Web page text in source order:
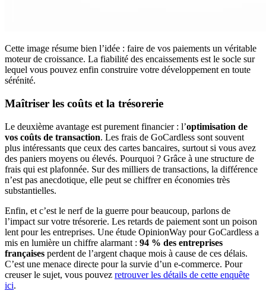
Cette image résume bien l’idée : faire de vos paiements un véritable
moteur de croissance. La fiabilité des encaissements est le socle sur
lequel vous pouvez enfin construire votre développement en toute
sérénité.
Maîtriser les coûts et la trésorerie
Le deuxième avantage est purement financier : l’optimisation de
vos coûts de transaction. Les frais de GoCardless sont souvent
plus intéressants que ceux des cartes bancaires, surtout si vous avez
des paniers moyens ou élevés. Pourquoi ? Grâce à une structure de
frais qui est plafonnée. Sur des milliers de transactions, la différence
n’est pas anecdotique, elle peut se chiffrer en économies très
substantielles.
Enfin, et c’est le nerf de la guerre pour beaucoup, parlons de
l’impact sur votre trésorerie. Les retards de paiement sont un poison
lent pour les entreprises. Une étude OpinionWay pour GoCardless a
mis en lumière un chiffre alarmant : 94 % des entreprises
françaises perdent de l’argent chaque mois à cause de ces délais.
C’est une menace directe pour la survie d’un e-commerce. Pour
creuser le sujet, vous pouvez retrouver les détails de cette enquête
ici.